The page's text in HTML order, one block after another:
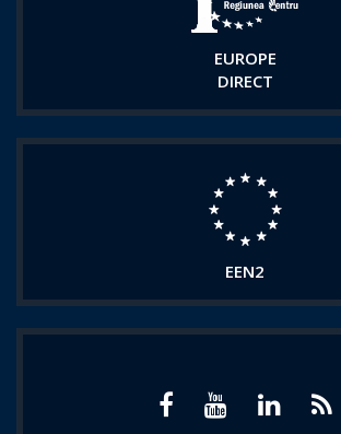
EUROPE
DIRECT
EEN2